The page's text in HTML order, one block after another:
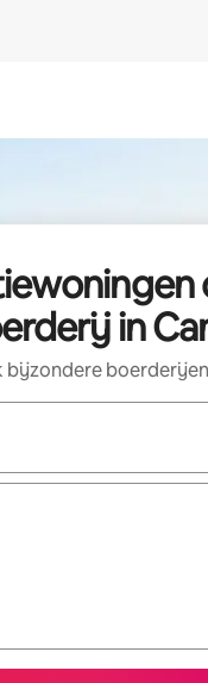
in
bijzondere
beschikbaar